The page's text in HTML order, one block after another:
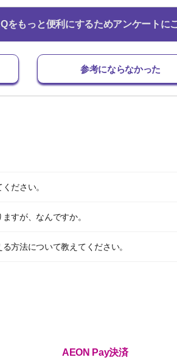
をもっと便利にするためアンケートに
参考にならなかった
ださい。
すが、なんですか。
方法について教えてください。
AEON Pay決済